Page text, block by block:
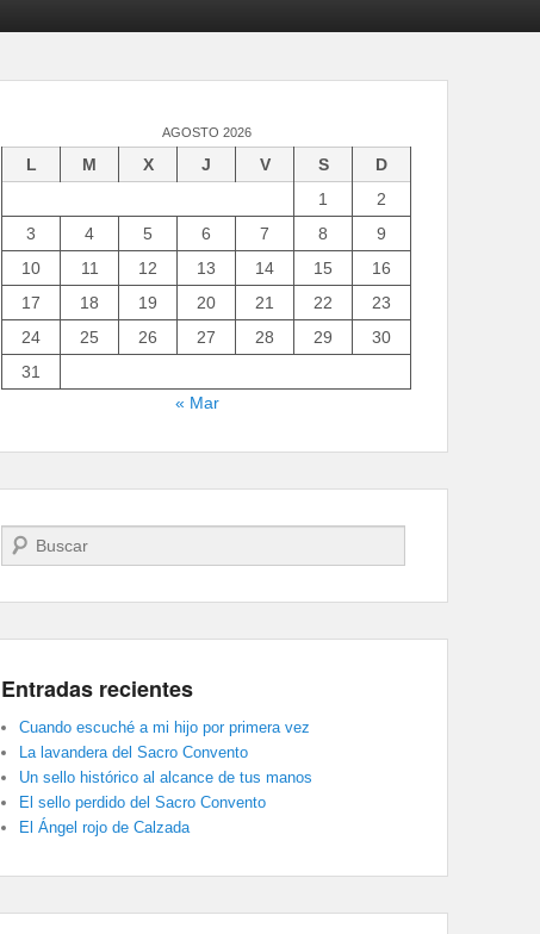
AGOSTO 2026
L M X J V S
D
1
2
3
4 5 6 7 8
9
10
11 12 13 14 15
16
17
18 19 20 21 22
23
24
25 26 27 28 29
30
31
« Mar
Buscar
Entradas recientes
Cuando escuché a mi hijo por primera vez
La lavandera del Sacro Convento
Un sello histórico al alcance de tus manos
El sello perdido del Sacro Convento
El Ángel rojo de Calzada